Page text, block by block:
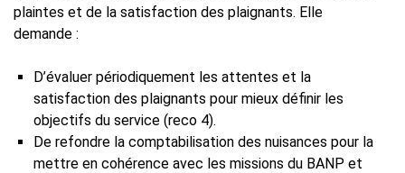
plaintes et de la satisfaction des plaignants. Elle
demande :
D’évaluer périodiquement les attentes et la
satisfaction des plaignants pour mieux définir les
objectifs du service (reco 4).
De refondre la comptabilisation des nuisances pour la
mettre en cohérence avec les missions du BANP et